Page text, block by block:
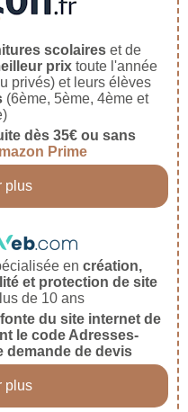
scolaireset de
prixtoute l'année
privés) et leurs élèves
(6ème, 5ème, 4ème et
dès 35€ ou sans
Prime
plus
en création,
et protection de site
de 10 ans
du site internet de
le code Adresses-
demande de devis
plus